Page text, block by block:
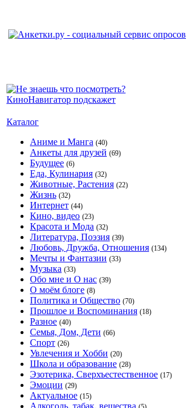
Каталог
Аниме и Манга (40)
Анкеты для друзей (69)
Будущее (6)
Еда, Кулинария (32)
Животные, Растения (22)
Жизнь (32)
Интернет (44)
Кино, видео (23)
Красота и Мода (32)
Литература, Поэзия (39)
Любовь, Дружба, Отношения (134)
Мечты и Фантазии (33)
Музыка (33)
Обо мне и О нас (39)
О моём блоге (8)
Политика и Общество (70)
Прошлое и Воспоминания (18)
Разное (40)
Семья, Дом, Дети (66)
Спорт (26)
Увлечения и Хобби (20)
Школа и образование (28)
Эзотерика, Сверхъестественное (17)
Эмоции (29)
Актуальное (15)
Алкоголь, табак, вещества